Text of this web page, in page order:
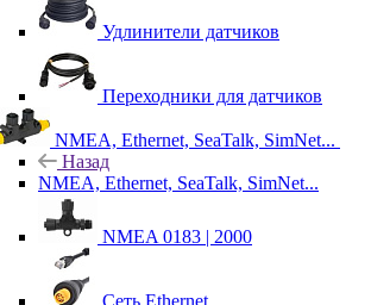
Удлинители датчиков
Переходники для датчиков
NMEA, Ethernet, SeaTalk, SimNet...
Назад
NMEA, Ethernet, SeaTalk, SimNet...
NMEA 0183 | 2000
Сеть Ethernet